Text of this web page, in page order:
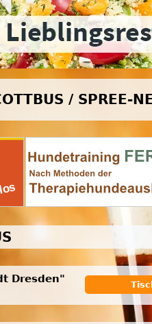
/ SPREE-
Dresden"